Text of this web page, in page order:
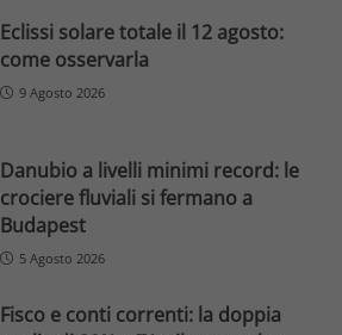
Eclissi solare totale il 12 agosto:
come osservarla
9 Agosto 2026
Danubio a livelli minimi record: le
crociere fluviali si fermano a
Budapest
5 Agosto 2026
Fisco e conti correnti: la doppia